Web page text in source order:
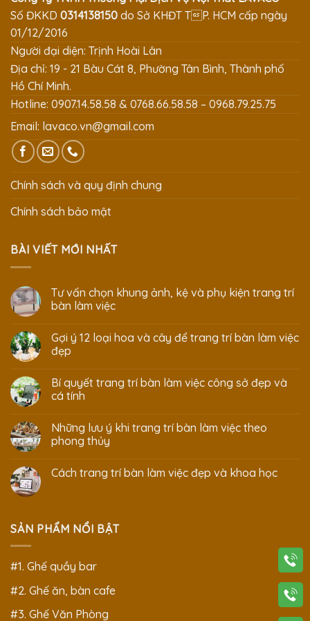
Số ĐKKD 0314138150 do Sở KHĐT TP. HCM cấp ngày
01/12/2016
Người đại diện: Trịnh Hoài Lân
Địa chỉ: 19 - 21 Bàu Cát 8, Phường Tân Bình, Thành phố
Hồ Chí Minh.
Hotline: 0907.14.58.58 & 0768.66.58.58 – 0968.79.25.75
Email: lavaco.vn@gmail.com
Chính sách và quy định chung
Chính sách bảo mật
BÀI VIẾT MỚI NHẤT
Tư vấn chọn khung ảnh, kệ và phụ kiện trang trí
bàn làm việc
Gợi ý 12 loại hoa và cây để trang trí bàn làm việc
đẹp
Bí quyết trang trí bàn làm việc công sở đẹp và
cá tính
Những lưu ý khi trang trí bàn làm việc theo
phong thủy
Cách trang trí bàn làm việc đẹp và khoa học
SẢN PHẨM NỔI BẬT
#1. Ghế quầy bar
#2. Ghế ăn, bàn cafe
#3. Ghế Văn Phòng